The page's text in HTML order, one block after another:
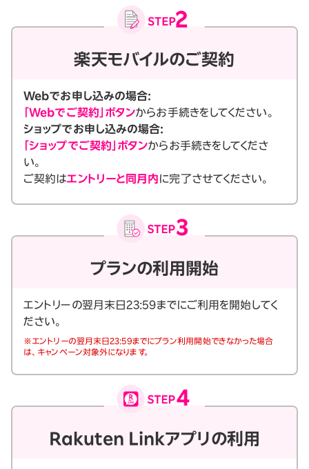
楽天モバイルのご契約
Webでお申し込みの場合:
「Webでご契約」ボタンからお手続きをしてください。
ショップでお申し込みの場合:
「ショップでご契約」ボタンからお手続きをしてくださ
い。
ご契約はエントリーと同月内に完了させてください。
プランの利用開始
エントリーの翌月末日23:59までにご利用を開始してく
ださい。
※エントリーの翌月末日23:59までにプラン利用開始できなかった場合
は、キャンペーン対象外になります。
Rakuten Linkアプリの利用